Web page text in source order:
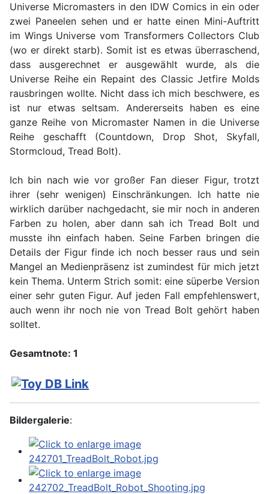
Universe Micromasters in den IDW Comics in ein oder
zwei Paneelen sehen und er hatte einen Mini-Auftritt
im Wings Universe vom Transformers Collectors Club
(wo er direkt starb). Somit ist es etwas überraschend,
dass ausgerechnet er ausgewählt wurde, als die
Universe Reihe ein Repaint des Classic Jetfire Molds
rausbringen wollte. Nicht dass ich mich beschwere, es
ist nur etwas seltsam. Andererseits haben es eine
ganze Reihe von Micromaster Namen in die Universe
Reihe geschafft (Countdown, Drop Shot, Skyfall,
Stormcloud, Tread Bolt).
Ich bin nach wie vor großer Fan dieser Figur, trotzt
ihrer (sehr wenigen) Einschränkungen. Ich hatte nie
wirklich darüber nachgedacht, sie mir noch in anderen
Farben zu holen, aber dann sah ich Tread Bolt und
musste ihn einfach haben. Seine Farben bringen die
Details der Figur finde ich noch besser raus und sein
Mangel an Medienpräsenz ist zumindest für mich jetzt
kein Thema. Unterm Strich somit: eine süperbe Version
einer sehr guten Figur. Auf jeden Fall empfehlenswert,
auch wenn ihr noch nie von Tread Bolt gehört haben
solltet.
Gesamtnote: 1
Bildergalerie: